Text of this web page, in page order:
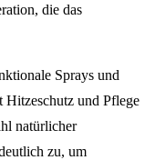
die das
Sprays und
Hitzeschutz und Pflege
natürlicher
zu, um